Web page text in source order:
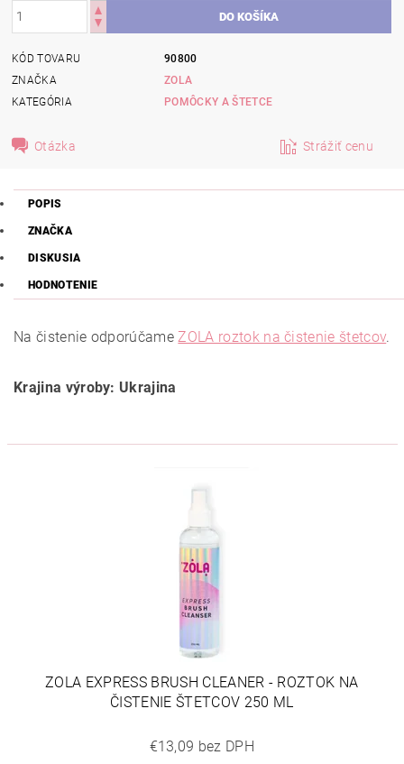
KÓD TOVARU
90800
ZNAČKA
ZOLA
KATEGÓRIA
POMÔCKY A ŠTETCE
Otázka Strážiť cenu
POPIS
ZNAČKA
DISKUSIA
HODNOTENIE
Na čistenie odporúčameZOLA roztok na čistenie štetcov.
Krajina výroby: Ukrajina
ZOLA EXPRESS BRUSH CLEANER - ROZTOK NA
ČISTENIE ŠTETCOV 250 ML
€13,09 bez DPH